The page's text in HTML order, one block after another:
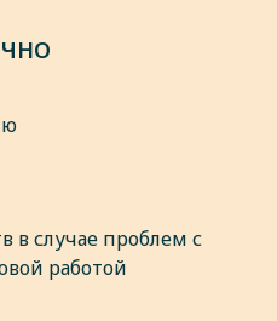
в случае проблем с
работой